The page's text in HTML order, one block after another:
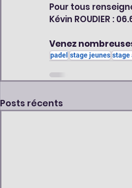
Pour tous
Kévin ROUDIER :
Venez
padel stage jeunes stage
Posts récents